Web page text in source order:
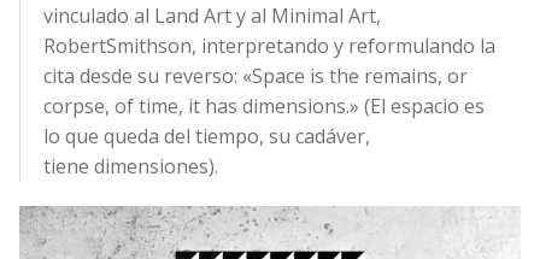
vinculado al Land Art y al Minimal Art,
RobertSmithson, interpretando y reformulando la
cita desde su reverso: «Space is the remains, or
corpse, of time, it has dimensions.» (El espacio es
lo que queda del tiempo, su cadáver,
tiene dimensiones).